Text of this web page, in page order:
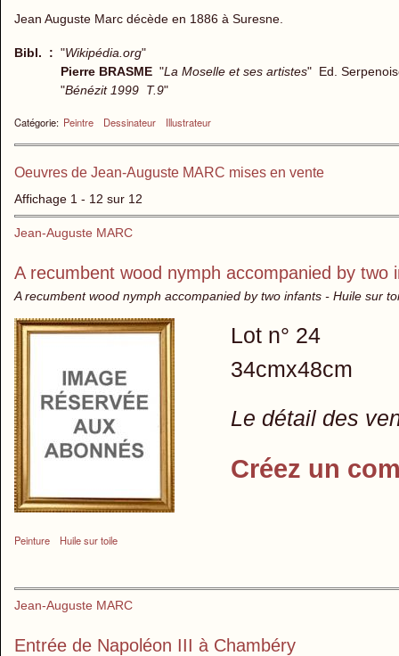
Jean Auguste Marc décède en 1886 à Suresne.
Bibl. : "Wikipédia.org"
Pierre BRASME "La Moselle et ses artistes" Ed.
"Bénézit 1999 T.9"
Catégorie: Peintre Dessinateur Illustrateur
Oeuvres de Jean-Auguste MARC mises en vente
Affichage 1 - 12 sur 12
Jean-Auguste MARC
A recumbent wood nymph accompanied by two
A recumbent wood nymph accompanied by two infants - Huile sur
Peinture Huile sur toile
Lot n° 24
34cmx48cm
Le détail des
Créez un
Jean-Auguste MARC
Entrée de Napoléon III à Chambéry